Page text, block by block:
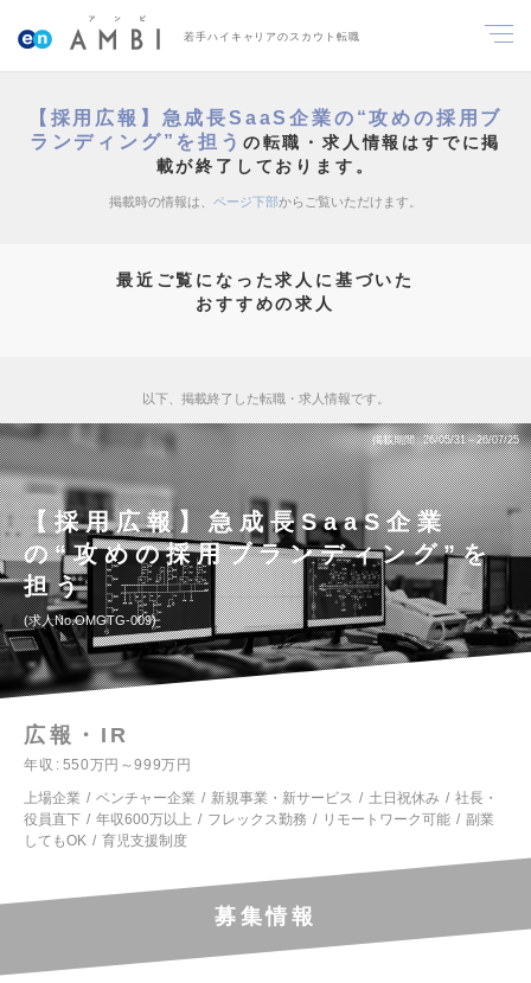
若手ハイキャリアのスカウト転職
【採用広報】急成長SaaS企業の“攻めの採用ブ
ランディング”を担う の転職・求人情報はすでに掲
載が終了しております。
掲載時の情報は、 ページ下部からご覧いただけます。
最近ご覧になった求人に基づいた
おすすめの求人
以下、掲載終了した転職・求人情報です。
掲載期間 26/05/31～26/07/25
【採用広報】急成長SaaS企業
の“攻めの採用ブランディング”を
担う
求人No.OMGTG-009
広報・IR
年収
550万円～999万円
上場企業
ベンチャー企業 新規事業・新サービス 土日祝休み
社長・
役員直下
年収600万以上 フレックス勤務 リモートワーク可能
副業
してもOK
育児支援制度
募集情報